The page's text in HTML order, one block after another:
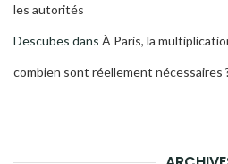
les autorités
Descubes dans À Paris, la
combien sont réellement nécessaires